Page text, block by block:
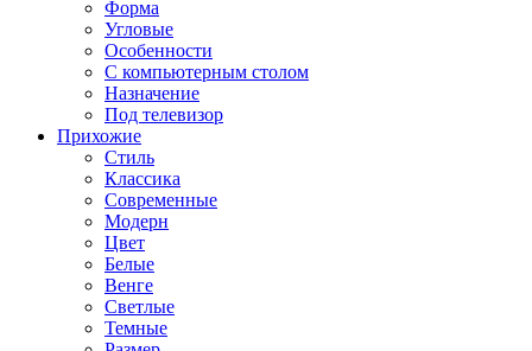
Форма
Угловые
Особенности
С компьютерным столом
Назначение
Под телевизор
Прихожие
Стиль
Классика
Современные
Модерн
Цвет
Белые
Венге
Светлые
Темные